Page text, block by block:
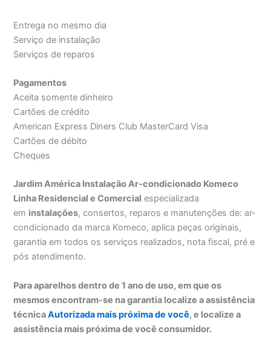
Entrega no mesmo dia
Serviço de instalação
Serviços de reparos
Pagamentos
Aceita somente dinheiro
Cartões de crédito
American Express Diners Club MasterCard Visa
Cartões de débito
Cheques
Jardim América Instalação Ar-condicionado Komeco
Linha Residencial e Comercial especializada
em instalações, consertos, reparos e manutenções de: ar-
condicionado da marca Komeco, aplica peças originais,
garantia em todos os serviços realizados, nota fiscal, pré e
pós atendimento.
Para aparelhos dentro de 1 ano de uso, em que os
mesmos encontram-se na garantia localize a assistência
técnicaAutorizada mais próxima de você, e localize a
assistência mais próxima de você consumidor.